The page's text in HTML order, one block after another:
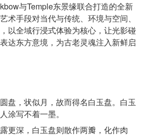
与Temple东景缘联合打造的全新
术手段对当代与传统、环境与空间、
以全域行浸式体验为核心，让光影碰
达东方意境，为古老灵魂注入新鲜启
盘，状似月，故而得名白玉盘。白玉
涂写不着一墨。
更深，白玉盘则散作两瓣，化作肉